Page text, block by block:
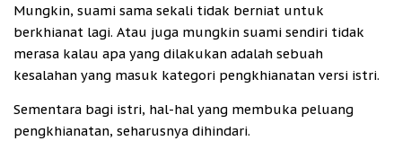
Mungkin, suami sama sekali tidak berniat untuk
berkhianat lagi. Atau juga mungkin suami sendiri tidak
merasa kalau apa yang dilakukan adalah sebuah
kesalahan yang masuk kategori pengkhianatan versi istri.
Sementara bagi istri, hal-hal yang membuka peluang
pengkhianatan, seharusnya dihindari.